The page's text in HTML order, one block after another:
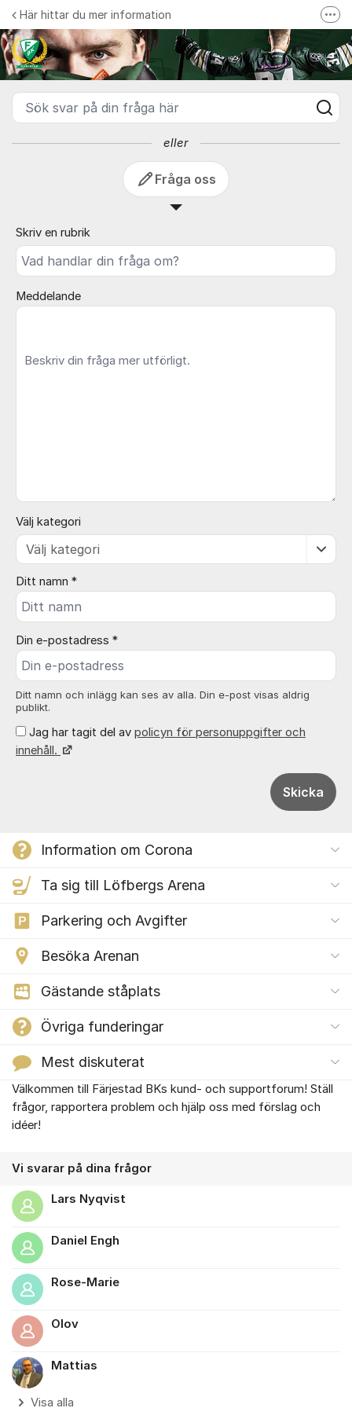
Hoppa till innehåll
Färjestad BK
Här hittar du mer information
Du hittar mer information på vår websida
Sök svar på din fråga här
eller
Fråga oss
Skriv en rubrik
Meddelande
Välj kategori
Ditt namn *
Din e-postadress *
Ditt namn och inlägg kan ses av alla. Din e-post visas aldrig
publikt.
Jag har tagit del av policyn för personuppgifter och
innehåll.
Skicka
Information om Corona
Ta sig till Löfbergs Arena
Parkering och Avgifter
Besöka Arenan
Gästande ståplats
Övriga funderingar
Mest diskuterat
Om forumet
Välkommen till Färjestad BKs kund- och supportforum! Ställ
frågor, rapportera problem och hjälp oss med förslag och
idéer!
Vi svarar på dina frågor
Lars Nyqvist
Daniel Engh
Rose-Marie
Olov
Mattias
Visa alla